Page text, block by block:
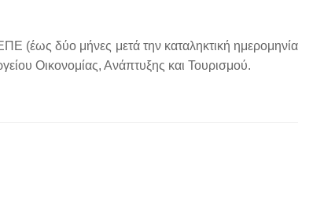
(έως δύο μήνες μετά την καταληκτική ημερομηνία
Οικονομίας, Ανάπτυξης και Τουρισμού.